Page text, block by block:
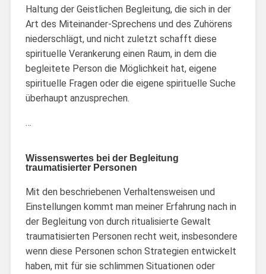
Haltung der Geistlichen Begleitung, die sich in der
Art des Miteinander-Sprechens und des Zuhörens
niederschlägt, und nicht zuletzt schafft diese
spirituelle Verankerung einen Raum, in dem die
begleitete Person die Möglichkeit hat, eigene
spirituelle Fragen oder die eigene spirituelle Suche
überhaupt anzusprechen.
…
Wissenswertes bei der Begleitung
traumatisierter Personen
Mit den beschriebenen Verhaltensweisen und
Einstellungen kommt man meiner Erfahrung nach in
der Begleitung von durch ritualisierte Gewalt
traumatisierten Personen recht weit, insbesondere
wenn diese Personen schon Strategien entwickelt
haben, mit für sie schlimmen Situationen oder